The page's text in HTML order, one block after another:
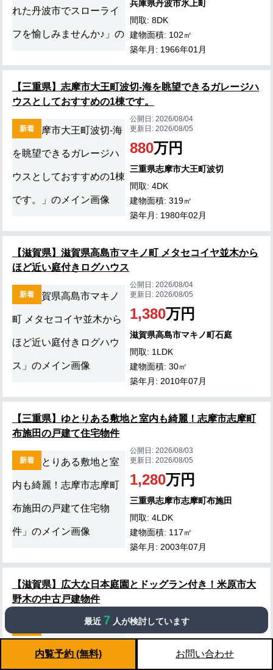
兵庫県丹波市氷上町
間取: 8DK
建物面積: 102㎡
築年月: 1966年01月
【三重県】志摩市大王町波切-海を眺望できるガレージハ
ウスとしておすすめの1棟です。
新着
公開日:2026/08/04
更新日:2026/08/05
880万円
三重県志摩市大王町波切
間取: 4DK
建物面積: 319㎡
築年月: 1980年02月
【滋賀県】滋賀県高島市マキノ町 メタセコイヤ並木から
ほど近い庭付きログハウス
新着
公開日:2026/08/04
更新日:2026/08/05
1,380万円
滋賀県高島市マキノ町石庭
間取: 1LDK
建物面積: 30㎡
築年月: 2010年07月
【三重県】ゆとりある敷地と室内も綺麗！志摩市志摩町
布施田の戸建て住宅物件
新着
公開日:2026/08/03
更新日:2026/08/05
1,280万円
三重県志摩市志摩町布施田
間取: 4LDK
建物面積: 117㎡
築年月: 2003年07月
【滋賀県】広大な日本庭園とドッグラン付き！米原市大
野木の中古戸建物件
公開日:
2026/08/02
更新日: 2026/08/05
万円
最近 7 人が検討しています
内覧予約 (無料) お問い合わせ